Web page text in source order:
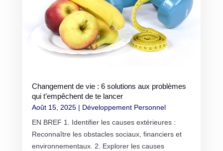
Changement de vie : 6 solutions aux problèmes
qui t’empêchent de te lancer
Août 15, 2025| Développement Personnel
EN BREF 1. Identifier les causes extérieures :
Reconnaître les obstacles sociaux, financiers et
environnementaux. 2. Explorer les causes